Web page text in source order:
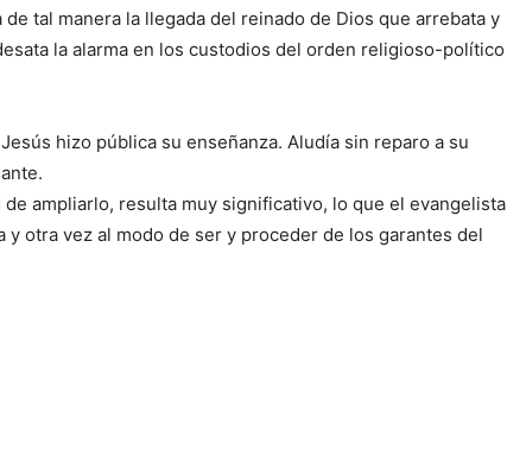
tal manera la llegada del reinado de Dios que arrebata y
la alarma en los custodios del orden religioso-político
hizo pública su enseñanza. Aludía sin reparo a su
ampliarlo, resulta muy significativo, lo que el evangelista
y otra vez al modo de ser y proceder de los garantes del